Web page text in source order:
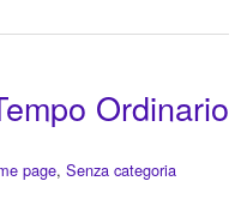
Ordinario
page, Senza categoria